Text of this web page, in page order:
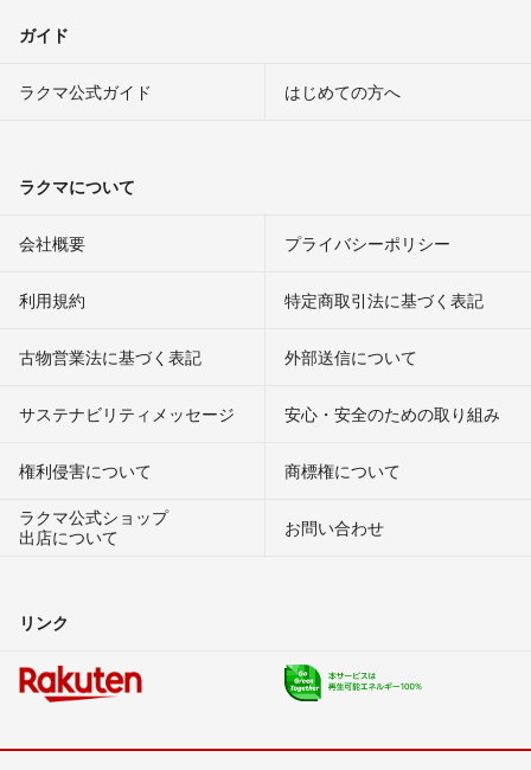
ガイド
ラクマ公式ガイド はじめての方へ
ラクマについて
会社概要 プライバシーポリシー
利用規約 特定商取引法に基づく表記
古物営業法に基づく表記 外部送信について
サステナビリティメッセージ 安心・安全のための取り組み
権利侵害について
商標権について
ラクマ公式ショップ
出店について
お問い合わせ
リンク